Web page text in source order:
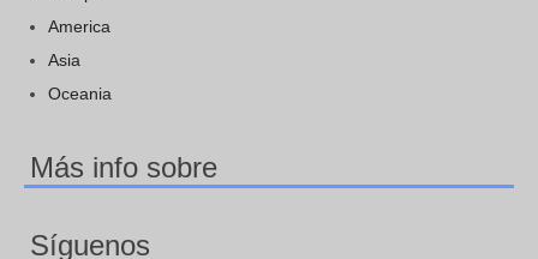
America
Asia
Oceania
Más info sobre
Síguenos